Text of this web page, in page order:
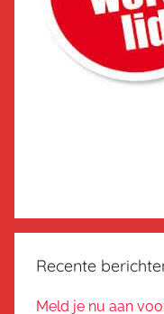
Recente
Meld je nu aan